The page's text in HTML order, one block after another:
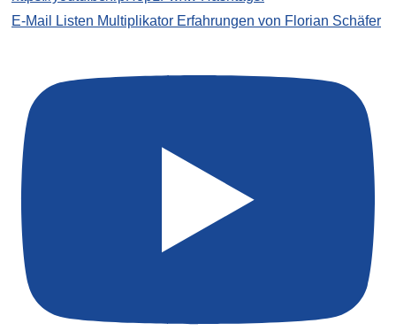
E-Mail Listen Multiplikator Erfahrungen von Florian Schäfer